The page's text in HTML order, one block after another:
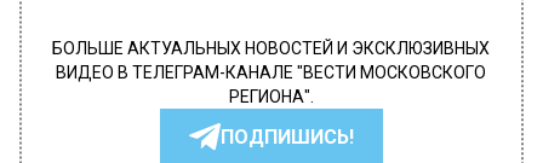
БОЛЬШЕ АКТУАЛЬНЫХ НОВОСТЕЙ И ЭКСКЛЮЗИВНЫХ
ВИДЕО В ТЕЛЕГРАМ-КАНАЛЕ "ВЕСТИ МОСКОВСКОГО
РЕГИОНА".
ПОДПИШИСЬ!